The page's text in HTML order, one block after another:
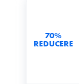
70%
REDUCERE